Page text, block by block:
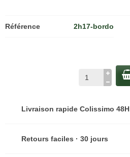
Référence 2h17-bordo
Livraison rapide Colissimo 48H
Retours faciles · 30 jours